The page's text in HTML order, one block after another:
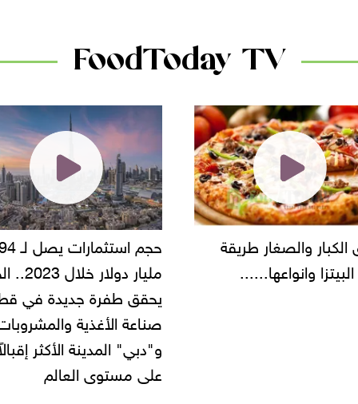
FoodToday TV
حجم استثمارات يصل لـ 94
"أمن القاهرة" يضبط
شركة مطاعم استولى على
أموال المواطنين بزعم